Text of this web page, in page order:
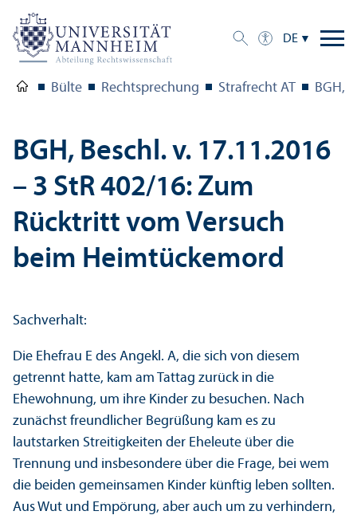
DE
Bülte Rechts­prechung Strafrecht AT BGH,
BGH, Beschl. v. 17.11.2016
– 3 StR 402/16: Zum
Rücktritt vom Versuch
beim Heimtückemord
Sachverhalt:
Die Ehefrau E des Angekl. A, die sich von diesem
getrennt hatte, kam am Tattag zurück in die
Ehewohnung, um ihre Kinder zu besuchen. Nach
zunächst freundlicher Begrüßung kam es zu
lautstarken Streitigkeiten der Eheleute über die
Trennung und insbesondere über die Frage, bei wem
die beiden gemeinsamen Kinder künftig leben sollten.
Aus Wut und Empörung, aber auch um zu verhindern,